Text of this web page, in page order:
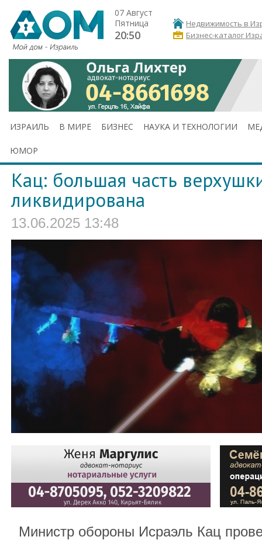
07 Август
Пятница
20:50
Недвижимость в
Бизнес-каталог
ИЗРАИЛЬ В МИРЕ БИЗНЕС НАУКА И ТЕХНОЛОГИИ
ЮМОР
Кац: большая часть
ликвидирована
13.06.2025 13:48
Министр обороны Исраэль Кац